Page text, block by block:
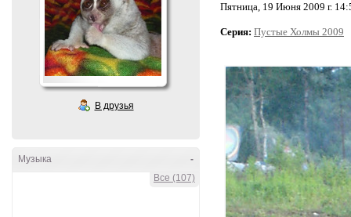
В друзья
-
Музыка
Все (107)
Пятница, 19 Июня 2009 г.
Серия: Пустые Холмы 2009